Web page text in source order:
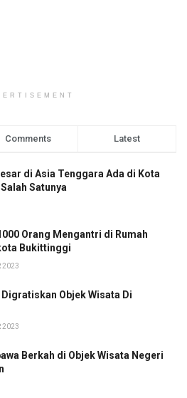
Comments Latest
di Asia Tenggara Ada di Kota
Satunya
Orang Mengantri di Rumah
Bukittinggi
2023
Digratiskan Objek Wisata Di
2023
Berkah di Objek Wisata Negeri